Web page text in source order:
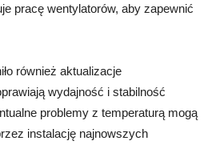
pracę wentylatorów, aby zapewnić
również aktualizacje
wydajność i stabilność
problemy z temperaturą mogą
instalację najnowszych